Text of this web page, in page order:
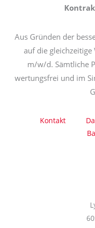
Aus Gründen der
auf die
m/w/d. Sämtliche
wertungsfrei und im
Kontakt